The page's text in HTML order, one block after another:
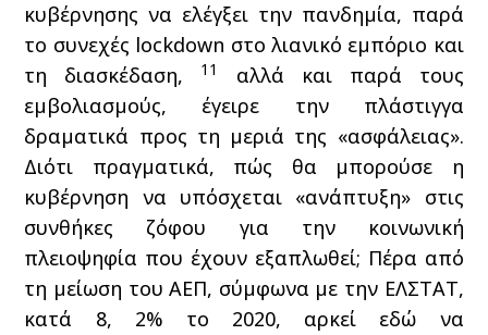
κυβέρνησης να ελέγξει την πανδημία, παρά
το συνεχές lockdown στο λιανικό εμπόριο και
τη διασκέδαση,
11
αλλά και παρά τους
εμβολιασμούς, έγειρε την πλάστιγγα
δραματικά προς τη μεριά της «ασφάλειας».
Διότι πραγματικά, πώς θα μπορούσε η
κυβέρνηση να υπόσχεται «ανάπτυξη» στις
συνθήκες ζόφου για την κοινωνική
πλειοψηφία που έχουν εξαπλωθεί; Πέρα από
τη μείωση του ΑΕΠ, σύμφωνα με την ΕΛΣΤΑΤ,
κατά 8, 2% το 2020, αρκεί εδώ να